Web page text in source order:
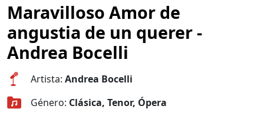
Maravilloso Amor de
angustia de un querer -
Andrea Bocelli
Artista: Andrea Bocelli
Género: Clásica, Tenor, Ópera